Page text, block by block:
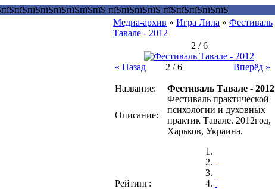
Медиа-архив » Игра Лила » Фестиваль
Тавале - 2012
2 / 6
« Назад 2 / 6 Вперёд »
Название: Фестиваль Тавале - 2012
Описание:
Фестиваль практической
психологии и духовных
практик Тавале. 2012год,
Харьков, Украина.
Рейтинг: